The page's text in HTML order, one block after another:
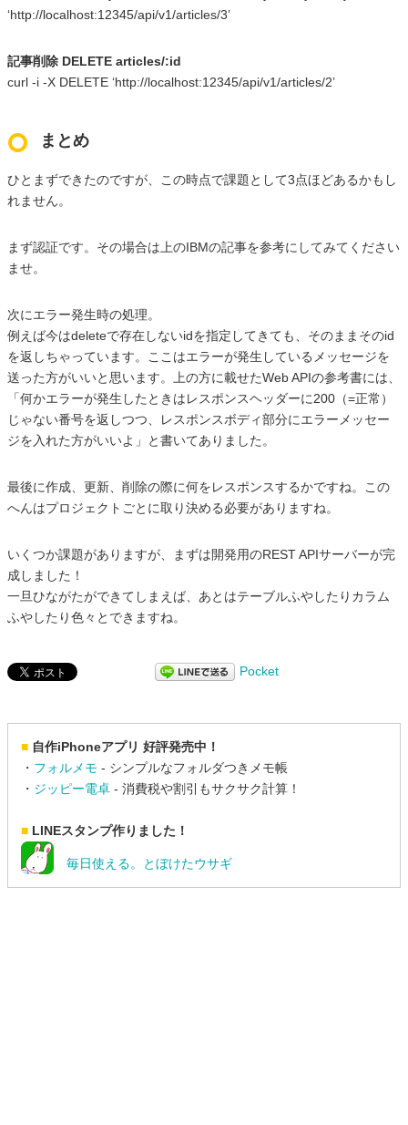
‘http://localhost:12345/api/v1/articles/3’
記事削除 DELETE articles/:id
curl -i -X DELETE ‘http://localhost:12345/api/v1/articles/2’
まとめ
ひとまずできたのですが、この時点で課題として3点ほどあるかもし
れません。
まず認証です。その場合は上のIBMの記事を参考にしてみてください
ませ。
次にエラー発生時の処理。
例えば今はdeleteで存在しないidを指定してきても、そのままそのid
を返しちゃっています。ここはエラーが発生しているメッセージを
送った方がいいと思います。上の方に載せたWeb APIの参考書には、
「何かエラーが発生したときはレスポンスヘッダーに200（=正常）
じゃない番号を返しつつ、レスポンスボディ部分にエラーメッセー
ジを入れた方がいいよ」と書いてありました。
最後に作成、更新、削除の際に何をレスポンスするかですね。この
へんはプロジェクトごとに取り決める必要がありますね。
いくつか課題がありますが、まずは開発用のREST APIサーバーが完
成しました！
一旦ひながたができてしまえば、あとはテーブルふやしたりカラム
ふやしたり色々とできますね。
Pocket
■ 自作iPhoneアプリ 好評発売中！
・ フォルメモ - シンプルなフォルダつきメモ帳
・ ジッピー電卓 - 消費税や割引もサクサク計算！
■ LINEスタンプ作りました！
毎日使える。とぼけたウサギ